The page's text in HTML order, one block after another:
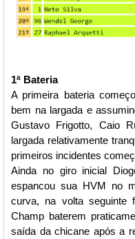
1ª Bateria
A primeira bateria
bem na largada e
Gustavo Frigotto, Caio
largada relativamente
primeiros incidentes
Ainda no giro inicial
espancou sua HVM no
curva, na volta
Champ baterem
saída da chicane após a